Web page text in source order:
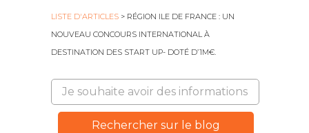
LISTE D'ARTICLES > RÉGION ILE DE FRANCE : UN
NOUVEAU CONCOURS INTERNATIONAL À
DESTINATION DES START UP- DOTÉ D’1M€.